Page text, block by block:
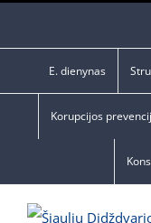
E. dienynas
Korupcijos